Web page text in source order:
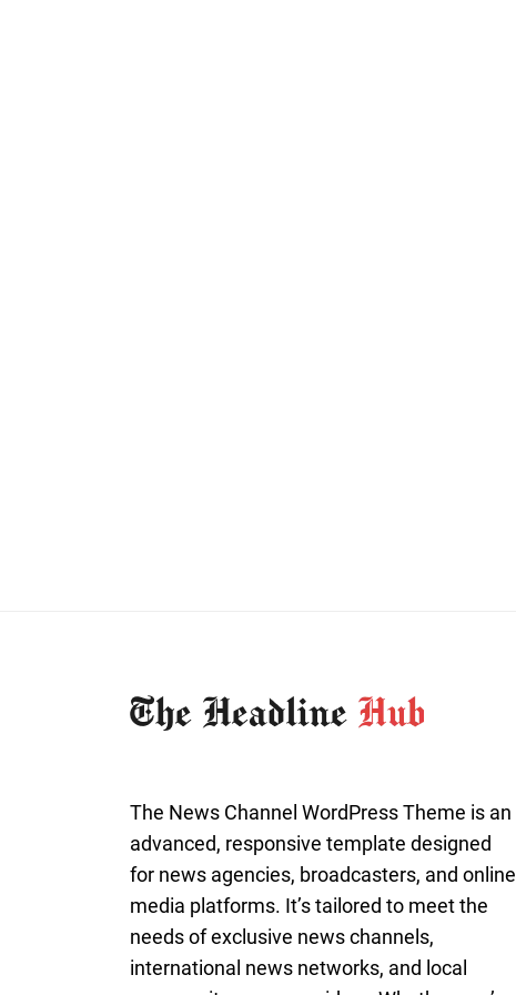
The News Channel WordPress Theme is an
advanced, responsive template designed
for news agencies, broadcasters, and online
media platforms. It’s tailored to meet the
needs of exclusive news channels,
international news networks, and local